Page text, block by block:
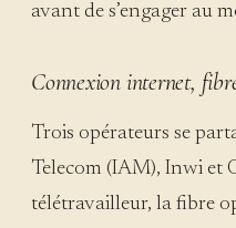
avant de s’engager au
Connexion internet,
Trois opérateurs se
Telecom (IAM), Inwi et
télétravailleur, la fibre